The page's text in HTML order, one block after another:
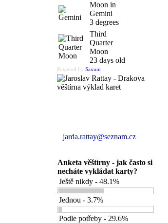
Moon in
Gemini
3 degrees
Third
Quarter
Moon
23 days old
Powered by Saxum
jarda.rattay@seznam.cz
Anketa věštírny - jak často si
necháte vykládat karty?
Ještě nikdy - 48.1%
Jednou - 3.7%
Podle potřeby - 29.6%